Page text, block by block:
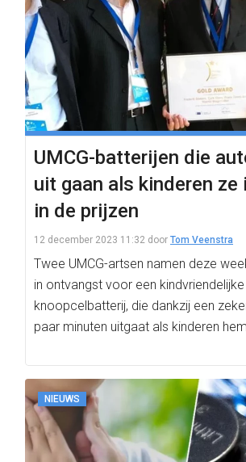
UMCG-batterijen die
uit gaan als kinderen ze
in de prijzen
12 december 2023 11:32 door Tom Veenstra
Twee UMCG-artsen namen deze
in ontvangst voor een kindvriendelijke
knoopcelbatterij, die dankzij een
paar minuten uitgaat als kinderen
NIEUWS